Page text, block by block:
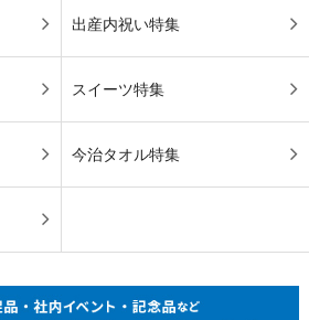
出産内祝い特集
スイーツ特集
今治タオル特集